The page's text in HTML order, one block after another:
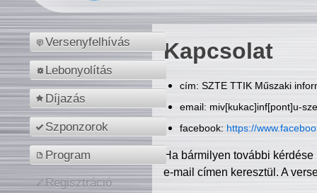
Versenyfelhívás
Lebonyolítás
Díjazás
Szponzorok
Program
Regisztráció
Kapcsolat
cím: SZTE TTIK Műszaki
email: miv[kukac]inf[pont]u-
facebook: https://
Ha bármilyen további
e-mail címen keresztül. A